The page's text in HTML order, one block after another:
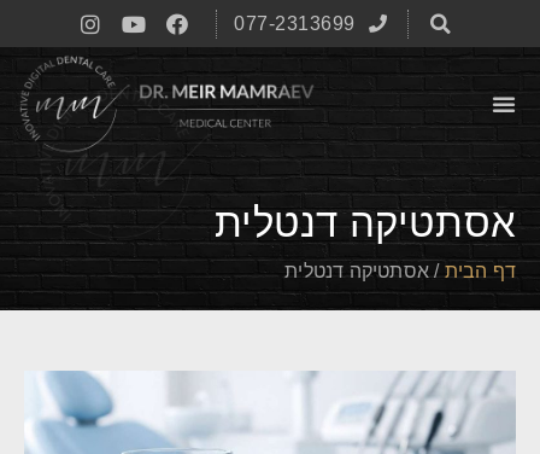
077-2313699
אסתטיקה דנטלית
דף הבית /אסתטיקה דנטלית